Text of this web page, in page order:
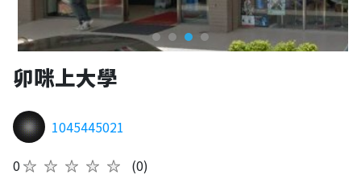
卯咪上大學
1045445021
0★★★★★
(0)